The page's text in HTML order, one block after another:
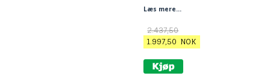
Stoff i 100% bomull.
Kvalitets hengekøye utover det
vanlige.
Læs mere...
2.437,50
1.997,50 NOK